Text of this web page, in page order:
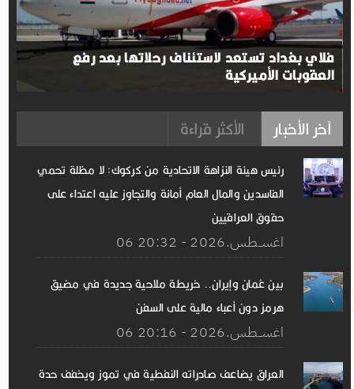
فلاي بغداد تستعد لاستئناف رحلاتها بعد رفع
العقوبات الأميركية
آخر الأخبار الأكثر قراءة
رئيس هيئة النزاهة الاتحادية من كركوك: لا مظلة تحمي
الفاسدين والمال العام أمانة والتجاوز عليه اعتداء على
حقوق العراقيين
06 اغســطس.2026 - 20:32
بين عُمان وإيران.. خريطة ملاحية جديدة في مضيق
هرمز دون أعباء مالية على السفن
06 اغســطس.2026 - 20:16
العراق يضاعف صادراته النفطية في تموز ويخفف حدة